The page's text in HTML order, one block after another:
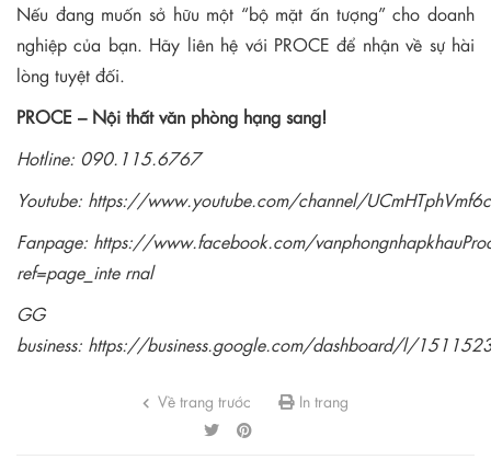
Nếu đang muốn sở hữu một “bộ mặt ấn tượng” cho doanh
nghiệp của bạn. Hãy liên hệ với PROCE để nhận về sự hài
lòng tuyệt đối.
PROCE – Nội thất văn phòng hạng sang!
Hotline: 090.115.6767
Youtube: https://www.youtube.com/channel/
Fanpage: https://www.facebook.com/
ref=page_inte rnal
GG
business: https://business.google.com/dashboard/l/
Về trang trước In trang